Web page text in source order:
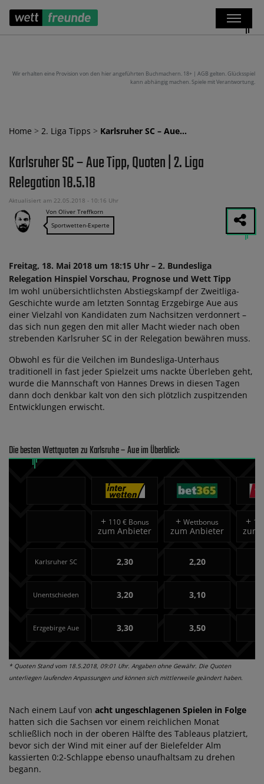
Wir erhalten eine Provision von den hier angeführten Buchmachern. 18+ | AGB gelten. Glücksspiel
kann abhängig machen. Spiele mit Verantwortung.
Home > 2. Liga Tipps > Karlsruher SC – Aue…
Karlsruher SC – Aue Tipp, Quoten | 2. Liga
Relegation 18.5.18
Aktualisiert am 22.05.2018 - 10:16 Uhr
Von Oliver Treffkorn
Sportwetten-Experte
Freitag, 18. Mai 2018 um 18:15 Uhr – 2. Bundesliga
Relegation Hinspiel Vorschau, Prognose und Wett Tipp
Im wohl unübersichtlichsten Abstiegskampf der Zweitliga-
Geschichte wurde am letzten Sonntag Erzgebirge Aue aus
einer Vielzahl von Kandidaten zum Nachsitzen verdonnert –
das sich nun gegen den mit aller Macht wieder nach oben
strebenden Karlsruher SC in der Relegation bewähren muss.
Obwohl es für die Veilchen im Bundesliga-Unterhaus
traditionell in fast jeder Spielzeit ums nackte Überleben geht,
wurde die Mannschaft von Hannes Drews in diesen Tagen
dann doch denkbar kalt von den sich plötzlich zuspitzenden
Entwicklungen erwischt.
Die besten Wettquoten zu Karlsruhe – Aue im Überblick:
+ 110 € Bonus
zum Anbieter
+ Wettbonus
zum Anbieter
+
zum
Karlsruher SC 2,30 2,20
Unentschieden 3,20 3,10
Erzgebirge Aue 3,30 3,50
* Quoten Stand vom 18.5.2018, 09:01 Uhr. Angaben ohne Gewähr. Die Quoten
unterliegen laufenden Anpassungen und können sich mittlerweile geändert haben.
Nach einem Lauf von acht ungeschlagenen Spielen in Folge
hatten sich die Sachsen vor einem reichlichen Monat
schließlich noch in der oberen Hälfte des Tableaus platziert,
bevor sich der Wind mit einer auf der Bielefelder Alm
kassierten 0:2-Schlappe ebenso unaufhaltsam zu drehen
begann.